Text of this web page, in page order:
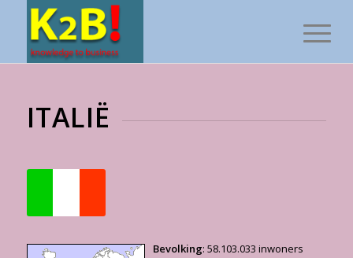
ITALIË
Bevolking: 58.103.033 inwoners